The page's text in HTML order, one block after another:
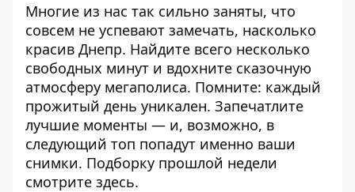
Многие из нас так сильно заняты, что
совсем не успевают замечать, насколько
красив Днепр. Найдите всего несколько
свободных минут и вдохните сказочную
атмосферу мегаполиса. Помните: каждый
прожитый день уникален. Запечатлите
лучшие моменты — и, возможно, в
следующий топ попадут именно ваши
снимки. Подборку прошлой недели
смотрите здесь.